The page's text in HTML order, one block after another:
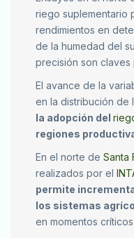
riego suplementario
rendimientos en
de la humedad del
precisión son claves
El avance de la
en la distribución de
la adopción del
regiones
En el norte de Santa
realizados por el
permite
los sistemas
en momentos